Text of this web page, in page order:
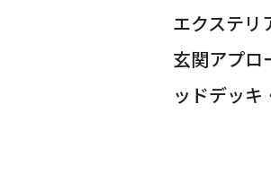
エクステリ
玄関アプロ
ッドデッキ